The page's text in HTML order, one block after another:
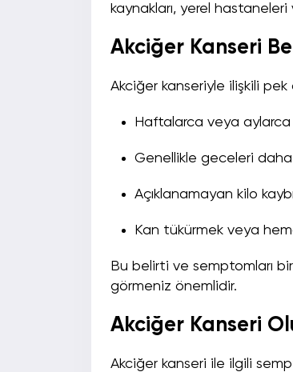
kaynakları, yerel
Akciğer Kanseri
Akciğer kanseriyle ilişkili pek
Haftalarca veya
Genellikle geceleri
Açıklanamayan kilo
Kan tükürmek veya
Bu belirti ve semptomları
görmeniz önemlidir.
Akciğer Kanseri
Akciğer kanseri ile ilgili